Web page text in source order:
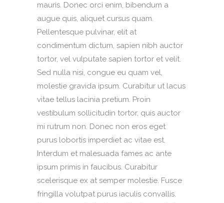
mauris. Donec orci enim, bibendum a
augue quis, aliquet cursus quam.
Pellentesque pulvinar, elit at
condimentum dictum, sapien nibh auctor
tortor, vel vulputate sapien tortor et velit.
Sed nulla nisi, congue eu quam vel,
molestie gravida ipsum. Curabitur ut lacus
vitae tellus lacinia pretium. Proin
vestibulum sollicitudin tortor, quis auctor
mi rutrum non. Donec non eros eget
purus lobortis imperdiet ac vitae est.
Interdum et malesuada fames ac ante
ipsum primis in faucibus. Curabitur
scelerisque ex at semper molestie. Fusce
fringilla volutpat purus iaculis convallis.